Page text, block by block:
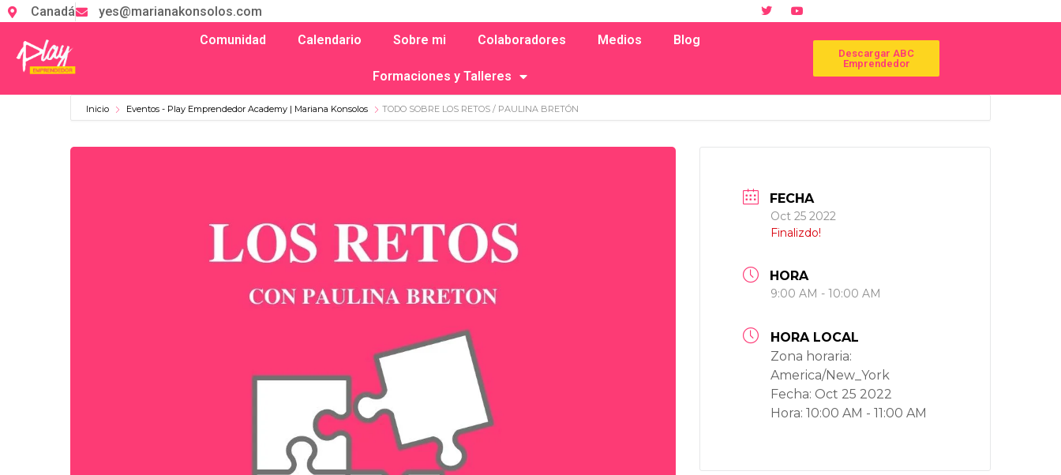
Canadá
yes@marianakonsolos.com
Comunidad
Calendario Sobre mi Colaboradores Medios Blog
Formaciones y Talleres
Descargar ABC
Emprendedor
Inicio Eventos - Play Emprendedor Academy | Mariana Konsolos TODO SOBRE LOS RETOS / PAULINA BRETÓN
FECHA
Oct 25 2022
Finalizdo!
HORA
9:00 AM - 10:00 AM
HORA LOCAL
Zona horaria:
America/New_York
Fecha: Oct 25 2022
Hora:10:00 AM - 11:00 AM